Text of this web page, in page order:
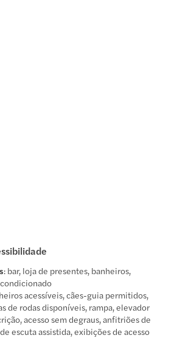
: bar, loja de presentes, banheiros,
acessíveis, cães-guia permitidos,
de rodas disponíveis, rampa, elevador
acesso sem degraus, anfitriões de
escuta assistida, exibições de acesso